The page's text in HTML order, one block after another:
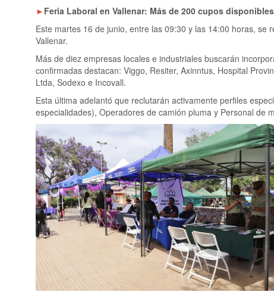
► Feria Laboral en Vallenar: Más de 200 cupos disponibles
Este martes 16 de junio, entre las 09:30 y las 14:00 horas,
Vallenar.
Más de diez empresas locales e industriales buscarán
confirmadas destacan: Viggo, Resiter, Axinntus, Hospital
Ltda, Sodexo e Incovall.
Esta última adelantó que reclutarán activamente perfiles
especialidades), Operadores de camión pluma y Personal de